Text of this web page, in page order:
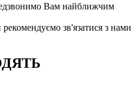
Вам найближчим
зв'язатися з нами